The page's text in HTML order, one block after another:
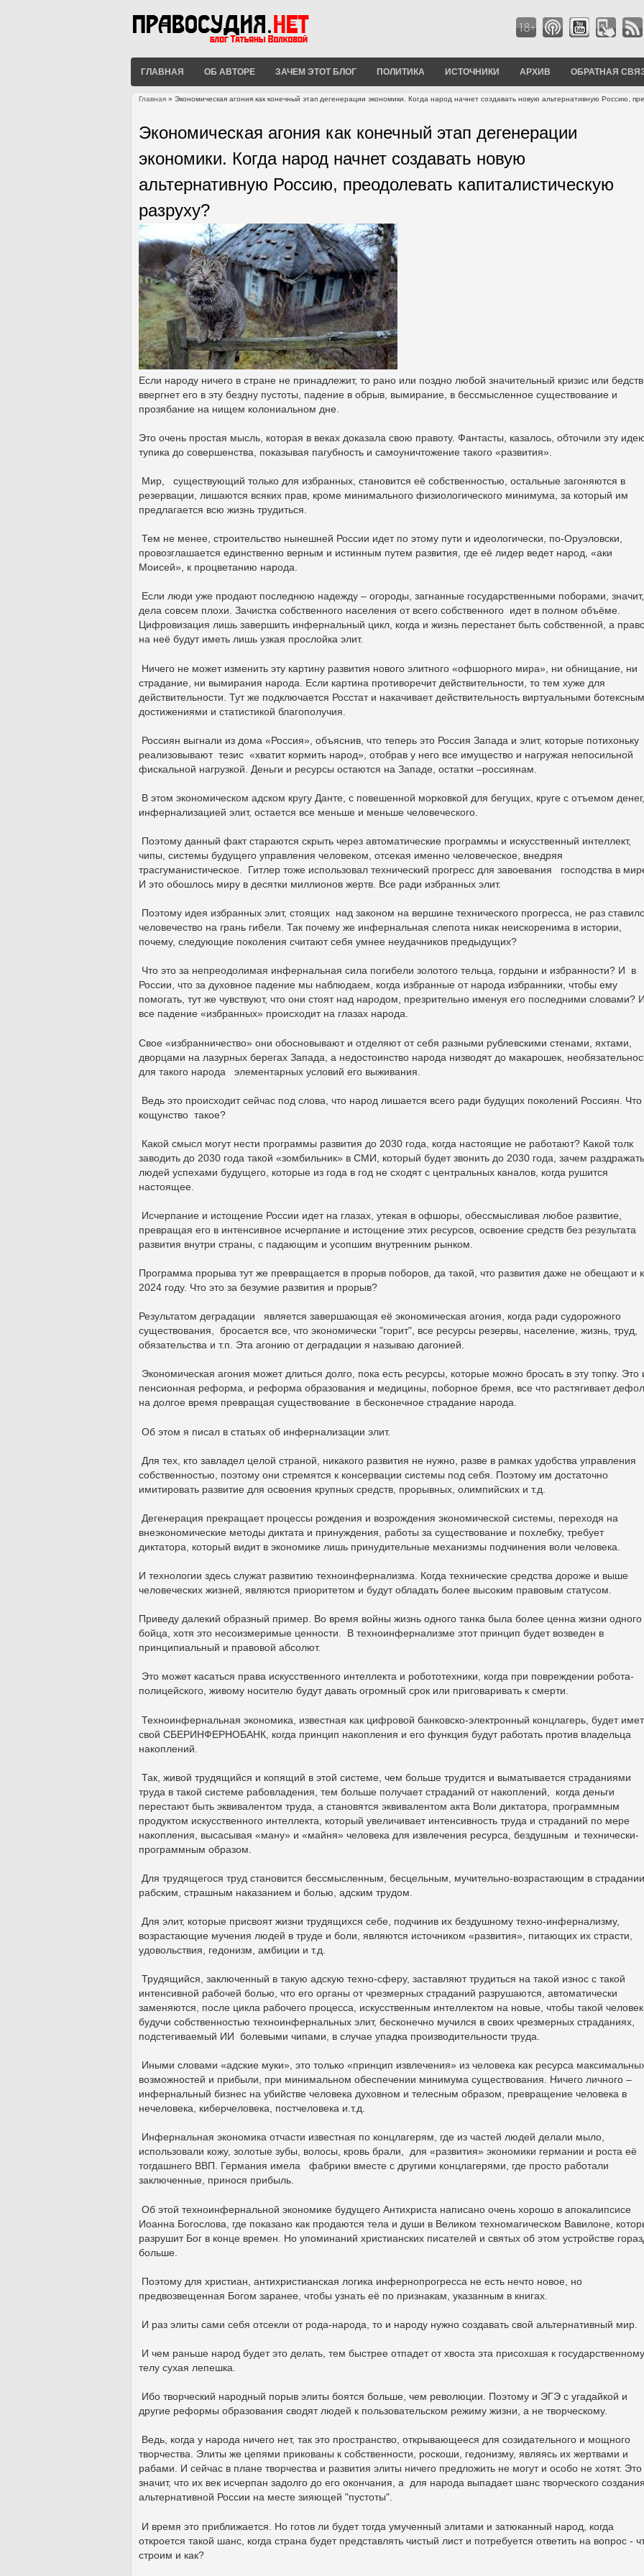
ГЛАВНАЯ ОБ АВТОРЕ ЗАЧЕМ ЭТОТ БЛОГ ПОЛИТИКА ИСТОЧНИКИ АРХИВ ОБРАТНАЯ
Главная » Экономическая агония как конечный этап дегенерации экономики. Когда народ начнет создавать новую альтернативную Россию,
Экономическая агония как конечный этап дегенерации
экономики. Когда народ начнет создавать новую
альтернативную Россию, преодолевать капиталистическую
разруху?
Если народу ничего в стране не принадлежит, то рано или поздно любой значительный кризис или
ввергнет его в эту бездну пустоты, падение в обрыв, вымирание, в бессмысленное существование и
прозябание на нищем колониальном дне.
Это очень простая мысль, которая в веках доказала свою правоту. Фантасты, казалось, обточили эту
тупика до совершенства, показывая пагубность и самоуничтожение такого «развития».
Мир, существующий только для избранных, становится её собственностью, остальные загоняются в
резервации, лишаются всяких прав, кроме минимального физиологического минимума, за который им
предлагается всю жизнь трудиться.
Тем не менее, строительство нынешней России идет по этому пути и идеологически, по-Оруэловски,
провозглашается единственно верным и истинным путем развития, где её лидер ведет народ, «аки
Моисей», к процветанию народа.
Если люди уже продают последнюю надежду – огороды, загнанные государственными поборами, значит,
дела совсем плохи. Зачистка собственного населения от всего собственного идет в полном объёме.
Цифровизация лишь завершить инфернальный цикл, когда и жизнь перестанет быть собственной, а
на неё будут иметь лишь узкая прослойка элит.
Ничего не может изменить эту картину развития нового элитного «офшорного мира», ни обнищание, ни
страдание, ни вымирания народа. Если картина противоречит действительности, то тем хуже для
действительности. Тут же подключается Росстат и накачивает действительность виртуальными
достижениями и статистикой благополучия.
Россиян выгнали из дома «Россия», объяснив, что теперь это Россия Запада и элит, которые потихоньку
реализовывают тезис «хватит кормить народ», отобрав у него все имущество и нагружая непосильной
фискальной нагрузкой. Деньги и ресурсы остаются на Западе, остатки –россиянам.
В этом экономическом адском кругу Данте, с повешенной морковкой для бегущих, круге с отъемом
инфернализацией элит, остается все меньше и меньше человеческого.
Поэтому данный факт стараются скрыть через автоматические программы и искусственный интеллект,
чипы, системы будущего управления человеком, отсекая именно человеческое, внедряя
трасгуманистическое. Гитлер тоже использовал технический прогресс для завоевания господства в
И это обошлось миру в десятки миллионов жертв. Все ради избранных элит.
Поэтому идея избранных элит, стоящих над законом на вершине технического прогресса, не раз
человечество на грань гибели. Так почему же инфернальная слепота никак неискоренима в истории,
почему, следующие поколения считают себя умнее неудачников предыдущих?
Что это за непреодолимая инфернальная сила погибели золотого тельца, гордыни и избранности? И в
России, что за духовное падение мы наблюдаем, когда избранные от народа избранники, чтобы ему
помогать, тут же чувствуют, что они стоят над народом, презрительно именуя его последними словами?
все падение «избранных» происходит на глазах народа.
Свое «избранничество» они обосновывают и отделяют от себя разными рублевскими стенами, яхтами,
дворцами на лазурных берегах Запада, а недостоинство народа низводят до макарошек,
для такого народа элементарных условий его выживания.
Ведь это происходит сейчас под слова, что народ лишается всего ради будущих поколений Россиян. Что
кощунство такое?
Какой смысл могут нести программы развития до 2030 года, когда настоящие не работают? Какой толк
заводить до 2030 года такой «зомбильник» в СМИ, который будет звонить до 2030 года, зачем раздражать
людей успехами будущего, которые из года в год не сходят с центральных каналов, когда рушится
настоящее.
Исчерпание и истощение России идет на глазах, утекая в офшоры, обессмысливая любое развитие,
превращая его в интенсивное исчерпание и истощение этих ресурсов, освоение средств без результата
развития внутри страны, с падающим и усопшим внутренним рынком.
Программа прорыва тут же превращается в прорыв поборов, да такой, что развития даже не обещают и к
2024 году. Что это за безумие развития и прорыв?
Результатом деградации является завершающая её экономическая агония, когда ради судорожного
существования, бросается все, что экономически "горит", все ресурсы резервы, население, жизнь, труд,
обязательства и т.п. Эта агонию от деградации я называю дагонией.
Экономическая агония может длиться долго, пока есть ресурсы, которые можно бросать в эту топку. Это
пенсионная реформа, и реформа образования и медицины, поборное бремя, все что растягивает
на долгое время превращая существование в бесконечное страдание народа.
Об этом я писал в статьях об инфернализации элит.
Для тех, кто завладел целой страной, никакого развития не нужно, разве в рамках удобства управления
собственностью, поэтому они стремятся к консервации системы под себя. Поэтому им достаточно
имитировать развитие для освоения крупных средств, прорывных, олимпийских и т.д.
Дегенерация прекращает процессы рождения и возрождения экономической системы, переходя на
внеэкономические методы диктата и принуждения, работы за существование и похлебку, требует
диктатора, который видит в экономике лишь принудительные механизмы подчинения воли человека.
И технологии здесь служат развитию техноинфернализма. Когда технические средства дороже и выше
человеческих жизней, являются приоритетом и будут обладать более высоким правовым статусом.
Приведу далекий образный пример. Во время войны жизнь одного танка была более ценна жизни одного
бойца, хотя это несоизмеримые ценности. В техноинфернализме этот принцип будет возведен в
принципиальный и правовой абсолют.
Это может касаться права искусственного интеллекта и робототехники, когда при повреждении робота-
полицейского, живому носителю будут давать огромный срок или приговаривать к смерти.
Техноинфернальная экономика, известная как цифровой банковско-электронный концлагерь, будет
свой СБЕРИНФЕРНОБАНК, когда принцип накопления и его функция будут работать против владельца
накоплений.
Так, живой трудящийся и копящий в этой системе, чем больше трудится и выматывается страданиями
труда в такой системе рабовладения, тем больше получает страданий от накоплений, когда деньги
перестают быть эквивалентом труда, а становятся эквивалентом акта Воли диктатора, программным
продуктом искусственного интеллекта, который увеличивает интенсивность труда и страданий по мере
накопления, высасывая «ману» и «майня» человека для извлечения ресурса, бездушным и технически-
программным образом.
Для трудящегося труд становится бессмысленным, бесцельным, мучительно-возрастающим в
рабским, страшным наказанием и болью, адским трудом.
Для элит, которые присвоят жизни трудящихся себе, подчинив их бездушному техно-инфернализму,
возрастающие мучения людей в труде и боли, являются источником «развития», питающих их страсти,
удовольствия, гедонизм, амбиции и т.д.
Трудящийся, заключенный в такую адскую техно-сферу, заставляют трудиться на такой износ с такой
интенсивной рабочей болью, что его органы от чрезмерных страданий разрушаются, автоматически
заменяются, после цикла рабочего процесса, искусственным интеллектом на новые, чтобы такой
будучи собственностью техноинфернальных элит, бесконечно мучился в своих чрезмерных страданиях,
подстегиваемый ИИ болевыми чипами, в случае упадка производительности труда.
Иными словами «адские муки», это только «принцип извлечения» из человека как ресурса
возможностей и прибыли, при минимальном обеспечении минимума существования. Ничего личного –
инфернальный бизнес на убийстве человека духовном и телесным образом, превращение человека в
нечеловека, киберчеловека, постчеловека и.т.д.
Инфернальная экономика отчасти известная по концлагерям, где из частей людей делали мыло,
использовали кожу, золотые зубы, волосы, кровь брали, для «развития» экономики германии и роста её
тогдашнего ВВП. Германия имела фабрики вместе с другими концлагерями, где просто работали
заключенные, принося прибыль.
Об этой техноинфернальной экономике будущего Антихриста написано очень хорошо в апокалипсисе
Иоанна Богослова, где показано как продаются тела и души в Великом техномагическом Вавилоне,
разрушит Бог в конце времен. Но упоминаний христианских писателей и святых об этом устройстве
больше.
Поэтому для христиан, антихристианская логика инфернопрогресса не есть нечто новое, но
предвозвещенная Богом заранее, чтобы узнать её по признакам, указанным в книгах.
И раз элиты сами себя отсекли от рода-народа, то и народу нужно создавать свой альтернативный мир.
И чем раньше народ будет это делать, тем быстрее отпадет от хвоста эта присохшая к государственному
телу сухая лепешка.
Ибо творческий народный порыв элиты боятся больше, чем революции. Поэтому и ЭГЭ с угадайкой и
другие реформы образования сводят людей к пользовательском режиму жизни, а не творческому.
Ведь, когда у народа ничего нет, так это пространство, открывающееся для созидательного и мощного
творчества. Элиты же цепями прикованы к собственности, роскоши, гедонизму, являясь их жертвами и
рабами. И сейчас в плане творчества и развития элиты ничего предложить не могут и особо не хотят. Это
значит, что их век исчерпан задолго до его окончания, а для народа выпадает шанс творческого
альтернативной России на месте зияющей "пустоты".
И время это приближается. Но готов ли будет тогда умученный элитами и затюканный народ, когда
откроется такой шанс, когда страна будет представлять чистый лист и потребуется ответить на вопрос -
строим и как?